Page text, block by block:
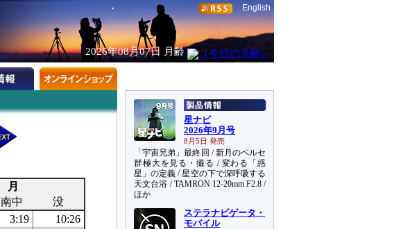
English
2026年08月07日 月齢
月
南中
没
3:19
10:26
星ナビ
2026年9月号
8月5日 発売
「宇宙兄弟」最終回 / 新月のペルセ
群極大を見る・撮る / 変わる「惑
星」の定義 / 星空の下で深呼吸する
天文台浴 / TAMRON 12-20mm F2.8 /
ほか
ステラナビゲータ・
モバイル